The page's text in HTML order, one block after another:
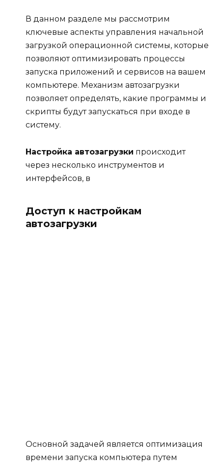
В данном разделе мы рассмотрим
ключевые аспекты управления начальной
загрузкой операционной системы, которые
позволяют оптимизировать процессы
запуска приложений и сервисов на вашем
компьютере. Механизм автозагрузки
позволяет определять, какие программы и
скрипты будут запускаться при входе в
систему.
Настройка автозагрузки происходит
через несколько инструментов и
интерфейсов, в
Доступ к настройкам
автозагрузки
Основной задачей является оптимизация
времени запуска компьютера путем